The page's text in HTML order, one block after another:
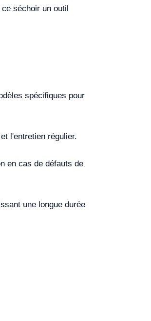
séchoir un outil
spécifiques pour
l'entretien régulier.
en cas de défauts de
une longue durée